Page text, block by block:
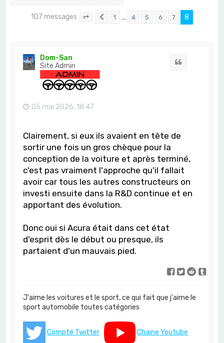
107 messages Page sur8
Précédent
1 … 4 5 6 7 8
Dom-San
Site Admin
05 mai 2026, 18:47
Clairement, si eux ils avaient en tête de
sortir une fois un gros chèque pour la
conception de la voiture et après terminé,
c'est pas vraiment l'approche qu'il fallait
avoir car tous les autres constructeurs on
investi ensuite dans la R&D continue et en
apportant des évolution.
Donc oui si Acura était dans cet état
d'esprit dès le début ou presque, ils
partaient d'un mauvais pied.
J'aime les voitures et le sport, ce qui fait que j'aime le
sport automobile toutes catégories
Compte Twitter Chaine Youtube